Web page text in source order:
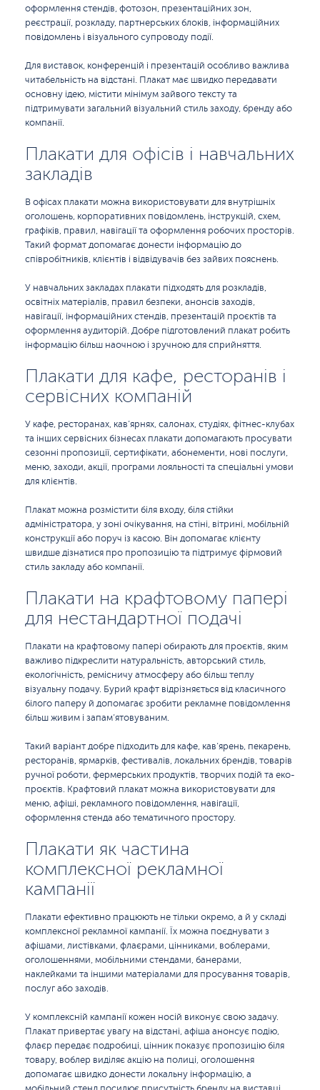
оформлення стендів, фотозон, презентаційних зон,
реєстрації, розкладу, партнерських блоків, інформаційних
повідомлень і візуального супроводу події.
Для виставок, конференцій і презентацій особливо важлива
читабельність на відстані. Плакат має швидко передавати
основну ідею, містити мінімум зайвого тексту та
підтримувати загальний візуальний стиль заходу, бренду або
компанії.
Плакати для офісів і навчальних
закладів
В офісах плакати можна використовувати для внутрішніх
оголошень, корпоративних повідомлень, інструкцій, схем,
графіків, правил, навігації та оформлення робочих просторів.
Такий формат допомагає донести інформацію до
співробітників, клієнтів і відвідувачів без зайвих пояснень.
У навчальних закладах плакати підходять для розкладів,
освітніх матеріалів, правил безпеки, анонсів заходів,
навігації, інформаційних стендів, презентацій проєктів та
оформлення аудиторій. Добре підготовлений плакат робить
інформацію більш наочною і зручною для сприйняття.
Плакати для кафе, ресторанів і
сервісних компаній
У кафе, ресторанах, кав’ярнях, салонах, студіях, фітнес-клубах
та інших сервісних бізнесах плакати допомагають просувати
сезонні пропозиції, сертифікати, абонементи, нові послуги,
меню, заходи, акції, програми лояльності та спеціальні умови
для клієнтів.
Плакат можна розмістити біля входу, біля стійки
адміністратора, у зоні очікування, на стіні, вітрині, мобільній
конструкції або поруч із касою. Він допомагає клієнту
швидше дізнатися про пропозицію та підтримує фірмовий
стиль закладу або компанії.
Плакати на крафтовому папері
для нестандартної подачі
Плакати на крафтовому папері обирають для проєктів, яким
важливо підкреслити натуральність, авторський стиль,
екологічність, ремісничу атмосферу або більш теплу
візуальну подачу. Бурий крафт відрізняється від класичного
білого паперу й допомагає зробити рекламне повідомлення
більш живим і запам’ятовуваним.
Такий варіант добре підходить для кафе, кав’ярень, пекарень,
ресторанів, ярмарків, фестивалів, локальних брендів, товарів
ручної роботи, фермерських продуктів, творчих подій та еко-
проєктів. Крафтовий плакат можна використовувати для
меню, афіші, рекламного повідомлення, навігації,
оформлення стенда або тематичного простору.
Плакати як частина
комплексної рекламної
кампанії
Плакати ефективно працюють не тільки окремо, а й у складі
комплексної рекламної кампанії. Їх можна поєднувати з
афішами, листівками, флаєрами, цінниками, воблерами,
оголошеннями, мобільними стендами, банерами,
наклейками та іншими матеріалами для просування товарів,
послуг або заходів.
У комплексній кампанії кожен носій виконує свою задачу.
Плакат привертає увагу на відстані, афіша анонсує подію,
флаєр передає подробиці, цінник показує пропозицію біля
товару, воблер виділяє акцію на полиці, оголошення
допомагає швидко донести локальну інформацію, а